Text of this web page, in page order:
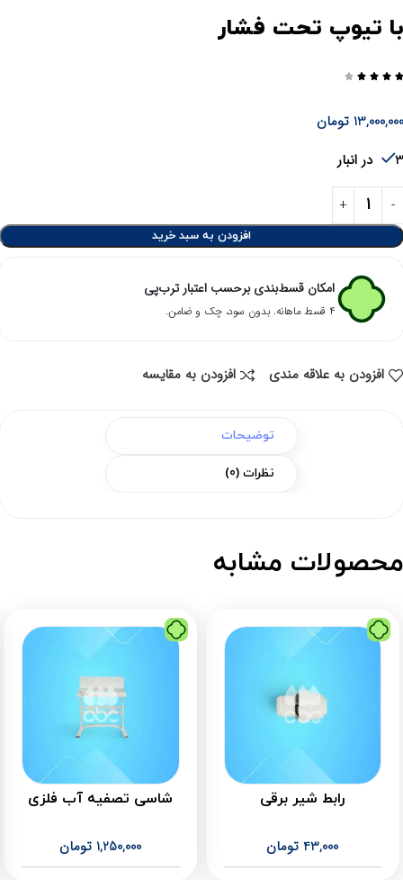
تیوپ تحت فشار




تومان
افزودن به سبد خرید
امکان قسط‌بندی برحسب اعتبار ترب‌پی
۴ قسط ماهانه. بدون سود، چک و ضامن.
افزودن به علاقه مندی افزودن به مقایسه
توضیحات
نظرات (0)
محصولات مشابه
رابط شیر برقی
43,000 تومان
شاسی تصفیه آب فلزی
1,250,000 تومان